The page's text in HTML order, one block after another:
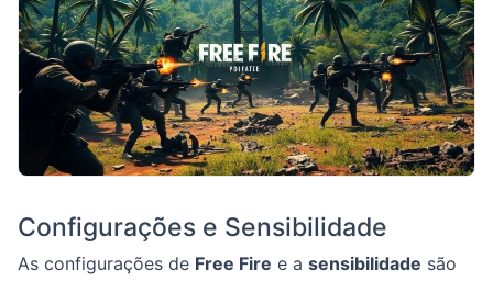
Configurações e Sensibilidade
As configurações de Free Fire e a sensibilidade são